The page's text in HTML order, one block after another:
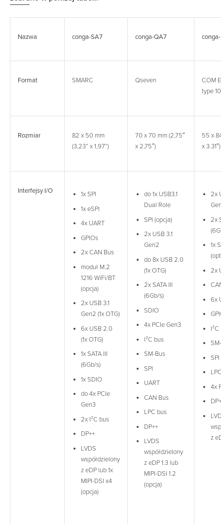
Nazwa conga-SA7 conga-QA7
Format SMARC Qseven
COM
type
Rozmiar
82 x 50 mm
(3,23” x 1,97”)
70 x 70 mm (2,75″
x 2,75″)
55 x
x 3.31″)
Interfejsy I/O
1x SPI
1x eSPI
4x UART
GPIOs
2x CAN Bus
moduł M.2
1216 WiFi/BT
(opcja)
2x USB 3.1
Gen2 (1x OTG)
6x USB 2.0
(1x OTG)
1x SATA III
(6Gb/s)
1x SDIO
do 4x PCIe
Gen3
2x I²C bus
DP++
LVDS
współdzielony
z eDP lub 1x
MIPI-DSI x4
(opcja)
do 1x USB3.1
Dual Role
SPI (opcja)
2x USB 3.1
Gen2
do 8x USB 2.0
(1x OTG)
2x SATA III
(6Gb/s)
SDIO
4x PCIe Gen3
I²C bus
SM-Bus
SPI
UART
CAN Bus
LPC bus
DP++
LVDS
współdzielony
z eDP 1.3 lub
MIPI-DSI 1.2
(opcja)
2x
2x
1x
2x
6x
SPI
4x
z